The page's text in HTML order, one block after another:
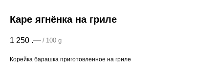
Каре ягнёнка на гриле
1 250 .— / 100 g
Корейка барашка приготовленное на гриле